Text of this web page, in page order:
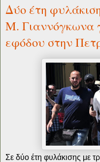
Δύο έτη
Μ. Γιαννόγκωνα
εφόδου στην
Σε δύο έτη φυλάκισης με